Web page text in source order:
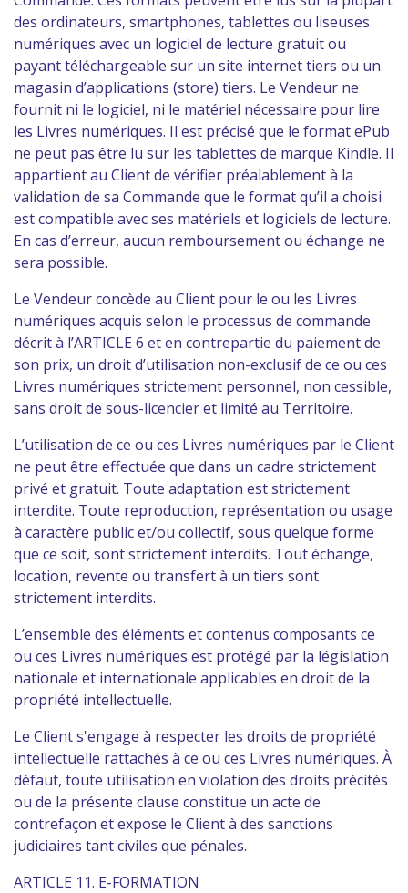
des ordinateurs, smartphones, tablettes ou liseuses
numériques avec un logiciel de lecture gratuit ou
payant téléchargeable sur un site internet tiers ou un
magasin d’applications (store) tiers. Le Vendeur ne
fournit ni le logiciel, ni le matériel nécessaire pour lire
les Livres numériques. Il est précisé que le format ePub
ne peut pas être lu sur les tablettes de marque Kindle. Il
appartient au Client de vérifier préalablement à la
validation de sa Commande que le format qu’il a choisi
est compatible avec ses matériels et logiciels de lecture.
En cas d’erreur, aucun remboursement ou échange ne
sera possible.
Le Vendeur concède au Client pour le ou les Livres
numériques acquis selon le processus de commande
décrit à l’ARTICLE 6 et en contrepartie du paiement de
son prix, un droit d’utilisation non-exclusif de ce ou ces
Livres numériques strictement personnel, non cessible,
sans droit de sous-licencier et limité au Territoire.
L’utilisation de ce ou ces Livres numériques par le Client
ne peut être effectuée que dans un cadre strictement
privé et gratuit. Toute adaptation est strictement
interdite. Toute reproduction, représentation ou usage
à caractère public et/ou collectif, sous quelque forme
que ce soit, sont strictement interdits. Tout échange,
location, revente ou transfert à un tiers sont
strictement interdits.
L’ensemble des éléments et contenus composants ce
ou ces Livres numériques est protégé par la législation
nationale et internationale applicables en droit de la
propriété intellectuelle.
Le Client s'engage à respecter les droits de propriété
intellectuelle rattachés à ce ou ces Livres numériques. À
défaut, toute utilisation en violation des droits précités
ou de la présente clause constitue un acte de
contrefaçon et expose le Client à des sanctions
judiciaires tant civiles que pénales.
ARTICLE 11. E-FORMATION